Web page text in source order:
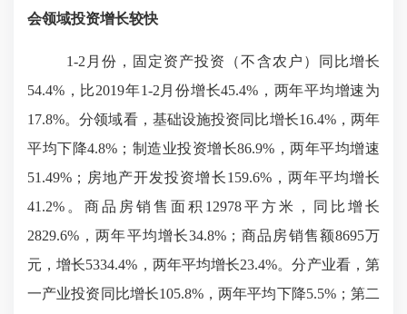
会领域投资增长较快
1-2月份，固定资产投资（不含农户）同比增长
54.4%，比2019年1-2月份增长45.4%，两年平均增速为
17.8%。分领域看，基础设施投资同比增长16.4%，两年
平均下降4.8%；制造业投资增长86.9%，两年平均增速
51.49%；房地产开发投资增长159.6%，两年平均增长
41.2%。商品房销售面积 12978平方米
，同比增长
2829.6%，两年平均增长34.8%；商品房销售额8695万
元，增长5334.4%，两年平均增长23.4%。分产业看，第
一产业投资同比增长105.8%，两年平均下降5.5%；第二